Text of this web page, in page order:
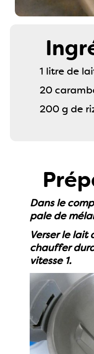
1 litre de
20
200 g de
Dans le
pale de
Verser le lait
chauffer
vitesse 1.